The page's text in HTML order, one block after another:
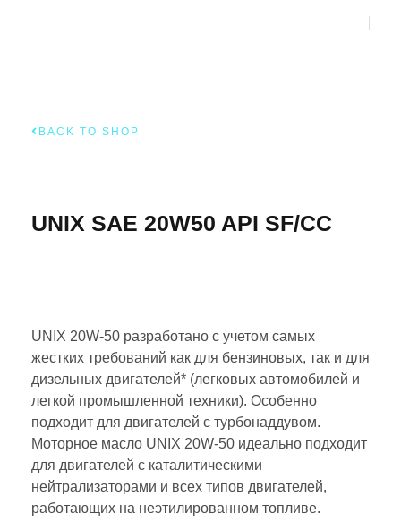
BACK TO SHOP
UNIX SAE 20W50 API SF/CC
UNIX 20W-50 разработано с учетом самых
жестких требований как для бензиновых, так и для
дизельных двигателей* (легковых автомобилей и
легкой промышленной техники). Особенно
подходит для двигателей с турбонаддувом.
Моторное масло UNIX 20W-50 идеально подходит
для двигателей с каталитическими
нейтрализаторами и всех типов двигателей,
работающих на неэтилированном топливе.